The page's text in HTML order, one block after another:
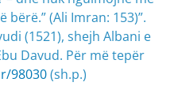
(Ali Imran: 153)”.
(1521), shejh Albani e
Davud. Për më tepër
98030(sh.p.)